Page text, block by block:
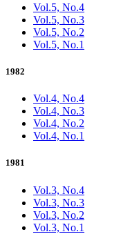
Vol.5, No.4
Vol.5, No.3
Vol.5, No.2
Vol.5, No.1
1982
Vol.4, No.4
Vol.4, No.3
Vol.4, No.2
Vol.4, No.1
1981
Vol.3, No.4
Vol.3, No.3
Vol.3, No.2
Vol.3, No.1